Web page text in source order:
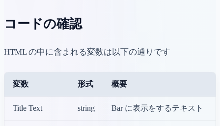
コードの確認
HTML の中に含まれる変数は以下の通りです
変数 形式 概要
Title Text string Bar に表示をするテキスト